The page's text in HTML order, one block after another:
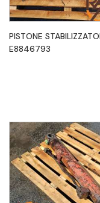
PISTONE
E8846793